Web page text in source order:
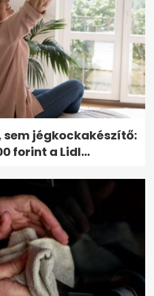
jégkockakészítő:
forint a Lidl...